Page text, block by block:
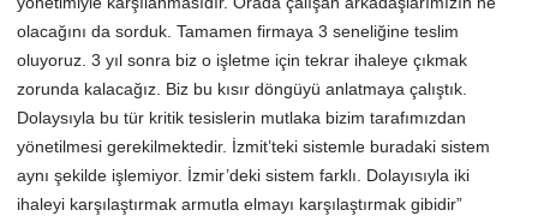
olacağını da sorduk. Tamamen firmaya 3 seneliğine teslim
oluyoruz. 3 yıl sonra biz o işletme için tekrar ihaleye çıkmak
zorunda kalacağız. Biz bu kısır döngüyü anlatmaya çalıştık.
Dolaysıyla bu tür kritik tesislerin mutlaka bizim tarafımızdan
yönetilmesi gerekilmektedir. İzmit’teki sistemle buradaki sistem
aynı şekilde işlemiyor. İzmir’deki sistem farklı. Dolayısıyla iki
ihaleyi karşılaştırmak armutla elmayı karşılaştırmak gibidir”